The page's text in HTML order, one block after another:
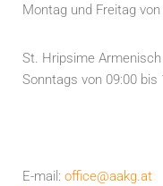
Montag und Freitag
St. Hripsime
Sonntags von 09:00 bis
E-mail: office@aakg.at